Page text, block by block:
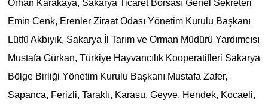
Orhan Karakaya, Sakarya Ticaret Borsası Genel Sekreteri
Emin Cenk, Erenler Ziraat Odası Yönetim Kurulu Başkanı
Lütfü Akbıyık, Sakarya İl Tarım ve Orman Müdürü Yardımcısı
Mustafa Gürkan, Türkiye Hayvancılık Kooperatifleri Sakarya
Bölge Birliği Yönetim Kurulu Başkanı Mustafa Zafer,
Sapanca, Ferizli, Taraklı, Karasu, Geyve, Hendek, Kocaeli,